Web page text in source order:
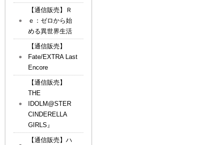
【通信販売】Ｒ
ｅ：ゼロから始
める異世界生活
【通信販売】
Fate/EXTRA Last
Encore
【通信販売】
THE
IDOLM@STER
CINDERELLA
GIRLS』
【通信販売】ハ